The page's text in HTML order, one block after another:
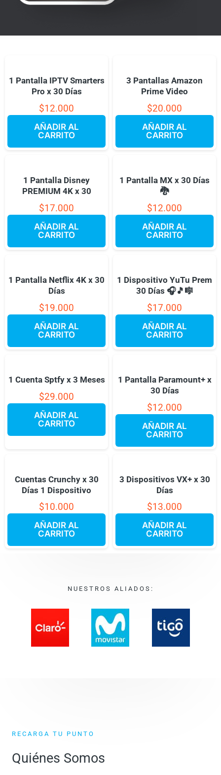
1 Pantalla IPTV Smarters
Pro x 30 Días
$12.000
AÑADIR AL
CARRITO
3 Pantallas Amazon
Prime Video
$20.000
AÑADIR AL
CARRITO
1 Pantalla Disney
PREMIUM 4K x 30
$17.000
AÑADIR AL
CARRITO
1 Pantalla MX x 30 Días
🐉
$12.000
AÑADIR AL
CARRITO
1 Pantalla Netflix 4K x 30
Días
$19.000
AÑADIR AL
CARRITO
1 Dispositivo YuTu Prem
30 Días 🎧🎵🎼
$17.000
AÑADIR AL
CARRITO
1 Cuenta Sptfy x 3 Meses
$29.000
AÑADIR AL
CARRITO
1 Pantalla Paramount+ x
30 Días
$12.000
AÑADIR AL
CARRITO
Cuentas Crunchy x 30
Días 1 Dispositivo
$10.000
AÑADIR AL
CARRITO
3 Dispositivos VX+ x 30
Días
$13.000
AÑADIR AL
CARRITO
NUESTROS ALIADOS:
RECARGA TU PUNTO
Quiénes Somos